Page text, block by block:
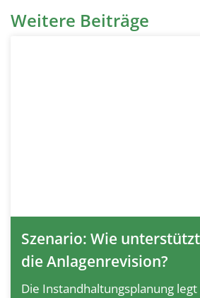
Weitere Beiträge
Szenario: Wie unterstützt
die Anlagenrevision?
Die Instandhaltungsplanung